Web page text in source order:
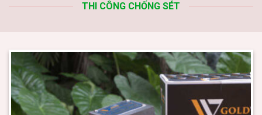
THI CÔNG CHỐNG SÉT